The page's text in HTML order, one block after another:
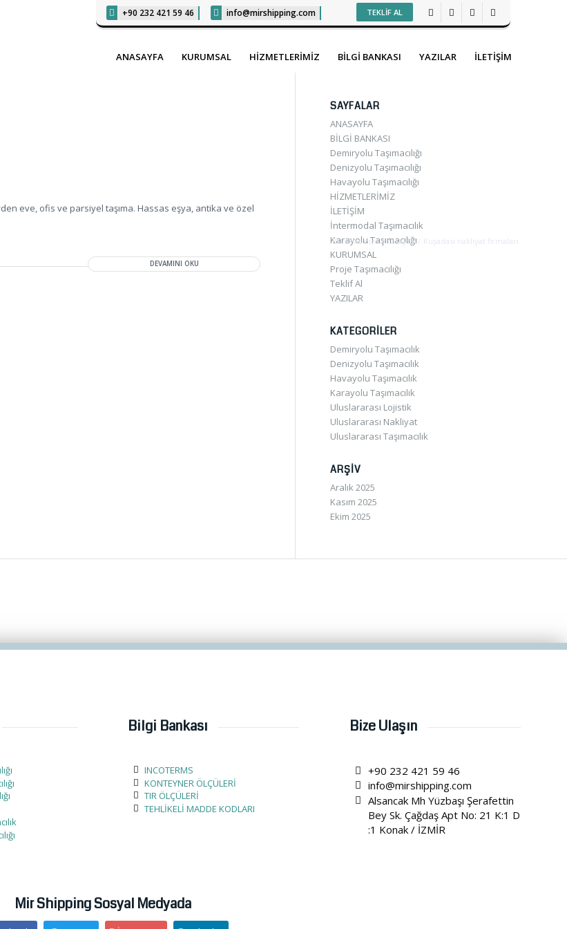
TEKLİF AL
+90 232 421 59 46 info@mirshipping.com
ANASAYFA KURUMSAL HİZMETLERİMİZ BİLGİ BANKASI YAZILAR İLETİŞİM
Buradasınız: Anasayfa Kuşadası nakliyat firmaları
eve, ofis ve parsiyel taşıma. Hassas eşya, antika ve özel
DEVAMINI OKU
SAYFALAR
ANASAYFA
BİLGİ BANKASI
Demiryolu Taşımacılığı
Denizyolu Taşımacılığı
Havayolu Taşımacılığı
HİZMETLERİMİZ
İLETİŞİM
İntermodal Taşımacılık
Karayolu Taşımacılığı
KURUMSAL
Proje Taşımacılığı
Teklif Al
YAZILAR
KATEGORILER
Demiryolu Taşımacılık
Denizyolu Taşımacılık
Havayolu Taşımacılık
Karayolu Taşımacılık
Uluslararası Lojistik
Uluslararası Nakliyat
Uluslararası Taşımacılık
ARŞIV
Aralık 2025
Kasım 2025
Ekim 2025
Bilgi Bankası
INCOTERMS
KONTEYNER ÖLÇÜLERİ
TIR ÖLÇÜLERİ
TEHLİKELİ MADDE KODLARI
Bize Ulaşın
+90 232 421 59 46
info@mirshipping.com
Alsancak Mh Yüzbaşı Şerafettin
Bey Sk. Çağdaş Apt No: 21 K:1 D
:1 Konak / İZMİR
Mir Shipping Sosyal Medyada